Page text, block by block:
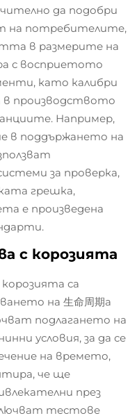
да подобри
на потребителите,
в размерите на
с восприетото
като калибри
в производството
Например,
в поддържането на
за проверка,
грешка,
е произведена
с корозията
са
на 生命周期а
подлагането на
условия, за да се
на времето,
че ще
през
тестове